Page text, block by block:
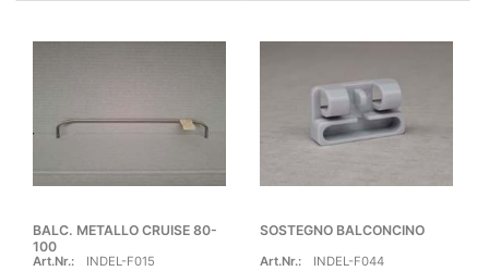
BALC. METALLO CRUISE 80-
100
Art.Nr.: INDEL-F015
SOSTEGNO BALCONCINO
Art.Nr.: INDEL-F044